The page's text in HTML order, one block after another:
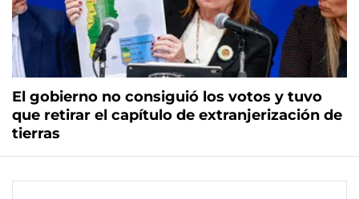
El gobierno no consiguió los votos y tuvo
que retirar el capítulo de extranjerización de
tierras